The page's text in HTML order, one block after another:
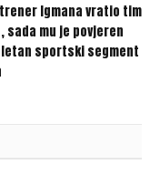
Igmana vratio tim
sada mu je povjeren
sportski segment